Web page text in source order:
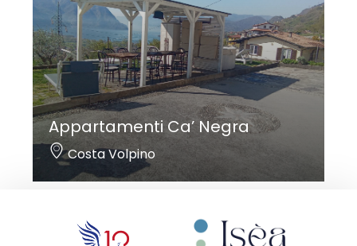
Appartamenti Ca’ Negra
Costa Volpino